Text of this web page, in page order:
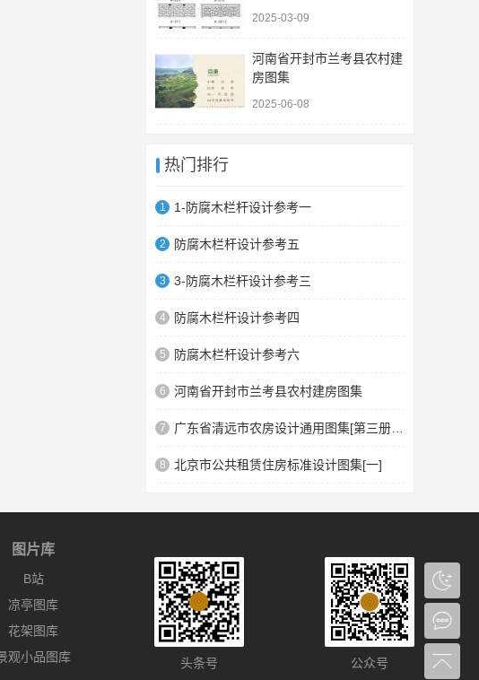
2025-03-09
河南省开封市兰考县农村建
房图集
2025-06-08
热门排行
1 1-防腐木栏杆设计参考一
2 防腐木栏杆设计参考五
3 3-防腐木栏杆设计参考三
4 防腐木栏杆设计参考四
5 防腐木栏杆设计参考六
6 河南省开封市兰考县农村建房图集
7
8 北京市公共租赁住房标准设计图集[一]
图片库
B站
凉亭图库
花架图库
观小品图库
公众号
头条号